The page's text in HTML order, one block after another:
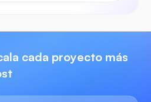
cada proyecto más